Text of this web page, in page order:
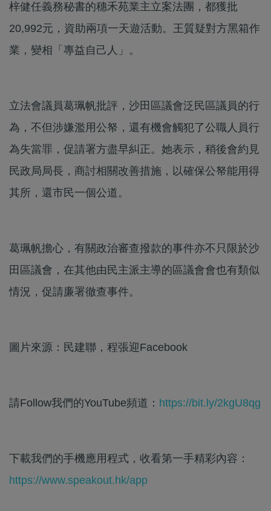
梓健任義務秘書的穗禾苑業主立案法團，都獲批
20,992元，資助兩項一天遊活動。王質疑對方黑箱作
業，變相「專益自己人」。
立法會議員葛珮帆批評，沙田區議會泛民區議員的行
為，不但涉嫌濫用公帑，還有機會觸犯了公職人員行
為失當罪，促請署方盡早糾正。她表示，稍後會約見
民政局局長，商討相關改善措施，以確保公帑能用得
其所，還市民一個公道。
葛珮帆擔心，有關政治審查撥款的事件亦不只限於沙
田區議會，在其他由民主派主導的區議會會也有類似
情況，促請廉署徹查事件。
圖片來源：民建聯，程張迎Facebook
請Follow我們的YouTube頻道： https://bit.ly/2kgU8qg
下載我們的手機應用程式，收看第一手精彩內容：
https://www.speakout.hk/app